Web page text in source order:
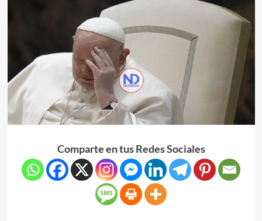
Comparte en tus Redes Sociales